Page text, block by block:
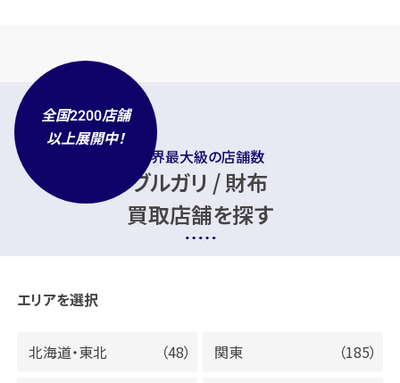
業界最大級の店舗数
ブルガリ / 財布
買取店舗を探す
全国2200店舗
以上展開中！
エリアを選択
北海道・東北 （48） 関東 （185）